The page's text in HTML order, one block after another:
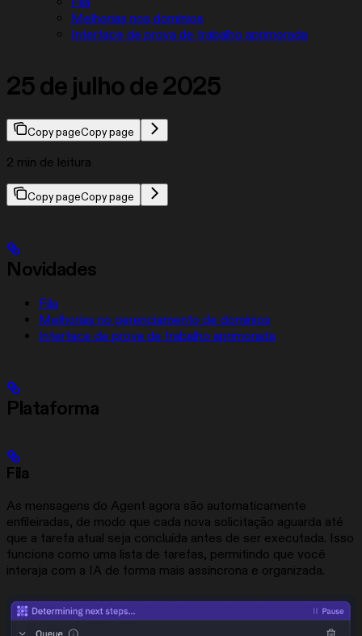
Melhorias nos domínios
Interface de prova de trabalho aprimorada
25 de julho de 2025
Copy pageCopy page
2 min de leitura
Copy pageCopy page
Novidades
Fila
Melhorias no gerenciamento de domínios
Interface de prova de trabalho aprimorada
Plataforma
Fila
As mensagens do Agent agora são automaticamente
enfileiradas, de modo que cada nova solicitação aguarda até
que a tarefa atual seja concluída antes de ser executada. Isso
funciona como uma lista de tarefas, permitindo que você
interaja com a IA de forma mais assíncrona e organizada.